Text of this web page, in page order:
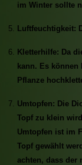
im Winter sollte
Luftfeuchtigkeit:
Kletterhilfe: Da
kann. Es
Pflanze
Umtopfen: Die
Topf zu klein
Umtopfen ist im
Topf gewählt
achten, dass der